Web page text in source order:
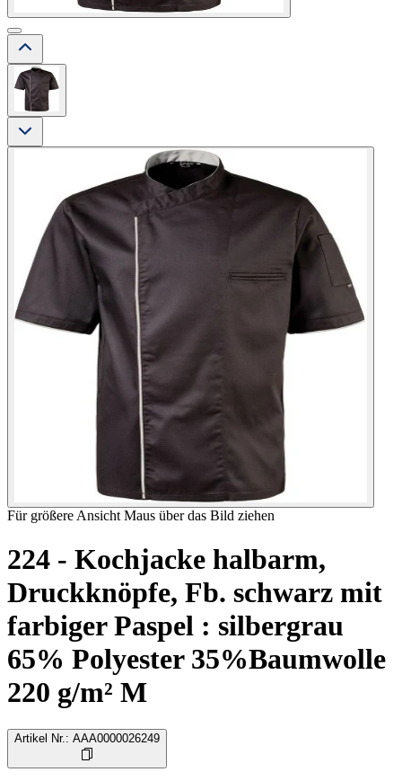
Für größere Ansicht Maus über das Bild ziehen
224 - Kochjacke halbarm,
Druckknöpfe, Fb. schwarz mit
farbiger Paspel : silbergrau
65% Polyester 35%Baumwolle
220 g/m² M
Artikel Nr. : AAA0000026249